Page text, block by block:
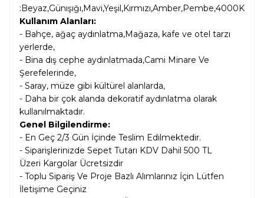
:Beyaz,Günışığı,Mavi,Yeşil,Kırmızı,Amber,Pembe,4000K
Kullanım Alanları:
- Bahçe, ağaç aydınlatma,Mağaza, kafe ve otel tarzı
yerlerde,
- Bina dış cephe aydınlatmada,Cami Minare Ve
Şerefelerinde,
- Saray, müze gibi kültürel alanlarda,
- Daha bir çok alanda dekoratif aydınlatma olarak
kullanılmaktadır.
Genel Bilgilendirme:
- En Geç 2/3 Gün İçinde Teslim Edilmektedir.
- Siparişlerinizde Sepet Tutarı KDV Dahil 500 TL
Üzeri Kargolar Ücretsizdir
- Toplu Sipariş Ve Proje Bazlı Alımlarınız İçin Lütfen
İletişime Geçiniz